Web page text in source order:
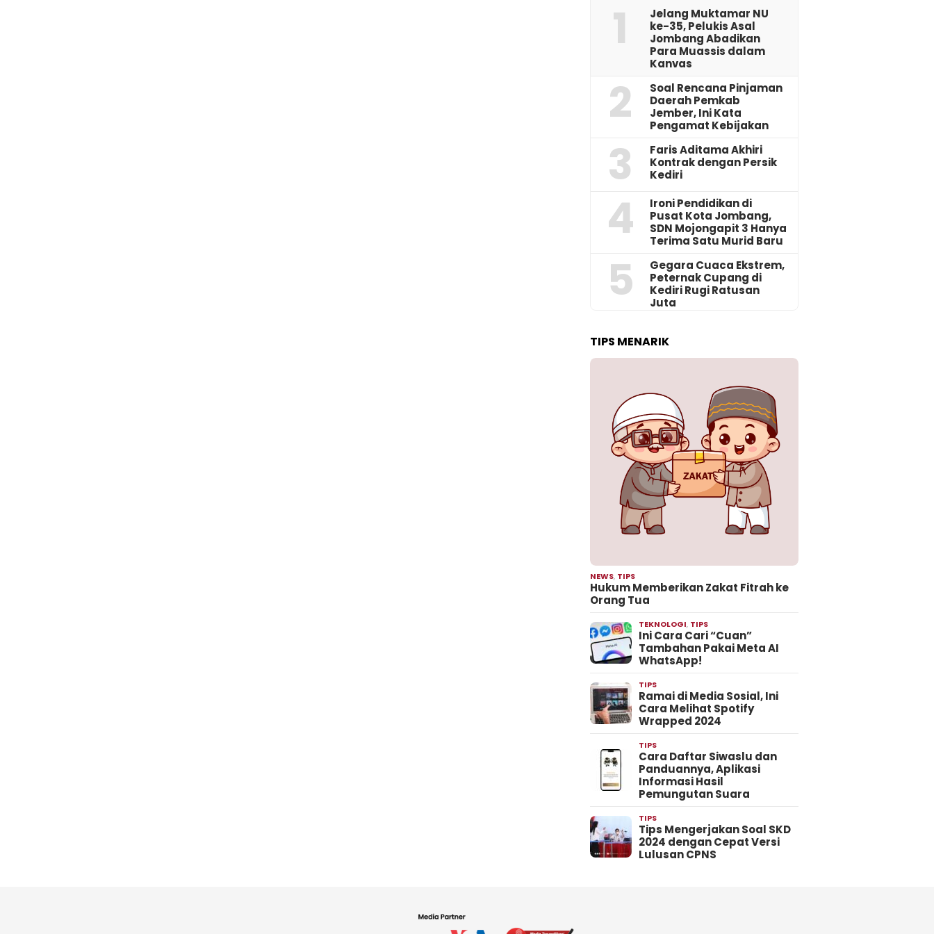
1
Jelang Muktamar NU
ke-35, Pelukis Asal
Jombang Abadikan
Para Muassis dalam
Kanvas
2
‎Soal Rencana Pinjaman
Daerah Pemkab
Jember, Ini Kata
Pengamat Kebijakan ‎
3
Faris Aditama Akhiri
Kontrak dengan Persik
Kediri
4
Ironi Pendidikan di
Pusat Kota Jombang,
SDN Mojongapit 3 Hanya
Terima Satu Murid Baru
5
‎Gegara Cuaca Ekstrem,
Peternak Cupang di
Kediri Rugi Ratusan
Juta
TIPS MENARIK
NEWS, TIPS
Hukum Memberikan Zakat Fitrah ke
Orang Tua
TEKNOLOGI, TIPS
Ini Cara Cari “Cuan”
Tambahan Pakai Meta AI
WhatsApp!
TIPS
Ramai di Media Sosial, Ini
Cara Melihat Spotify
Wrapped 2024
TIPS
Cara Daftar Siwaslu dan
Panduannya, Aplikasi
Informasi Hasil
Pemungutan Suara
TIPS
Tips Mengerjakan Soal SKD
2024 dengan Cepat Versi
Lulusan CPNS